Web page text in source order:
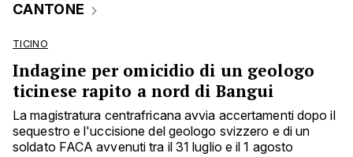
CANTONE
TICINO
Indagine per omicidio di un geologo
ticinese rapito a nord di Bangui
La magistratura centrafricana avvia accertamenti dopo il
sequestro e l'uccisione del geologo svizzero e di un
soldato FACA avvenuti tra il 31 luglio e il 1 agosto